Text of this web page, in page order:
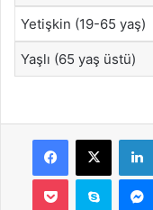
Yetişkin (19-65 yaş)
Yaşlı (65 yaş üstü)
Facebook
X
Pocket Skype